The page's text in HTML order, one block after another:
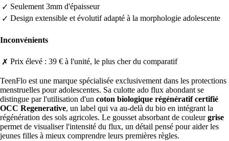
✓ Seulement 3mm d'épaisseur
✓ Design extensible et évolutif adapté à la morphologie adolescente
Inconvénients
✗ Prix élevé : 39 € à l'unité, le plus cher du comparatif
TeenFlo est une marque spécialisée exclusivement dans les protections
menstruelles pour adolescentes. Sa culotte ado flux abondant se
distingue par l'utilisation d'un coton biologique régénératif certifié
OCC Regenerative, un label qui va au-delà du bio en intégrant la
régénération des sols agricoles. Le gousset absorbant de couleurgrise
permet de visualiser l'intensité du flux, un détail pensé pour aider les
jeunes filles à mieux comprendre leurs premières règles.